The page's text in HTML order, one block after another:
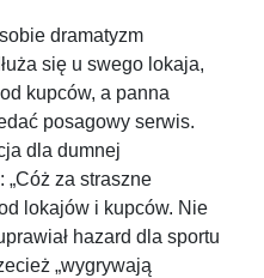
dramatyzm
się u swego lokaja,
kupców, a panna
posagowy serwis.
dla dumnej
„Cóż za straszne
lokajów i kupców. Nie
hazard dla sportu
„wygrywają